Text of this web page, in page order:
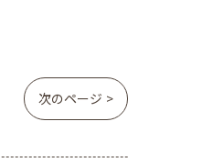
次のページ >